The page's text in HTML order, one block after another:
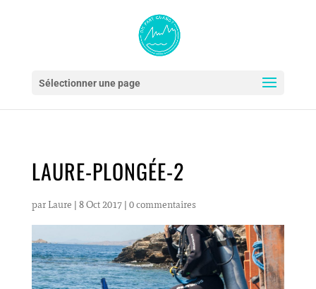
Sélectionner une page
LAURE-PLONGÉE-2
par Laure | 8 Oct 2017| 0 commentaires